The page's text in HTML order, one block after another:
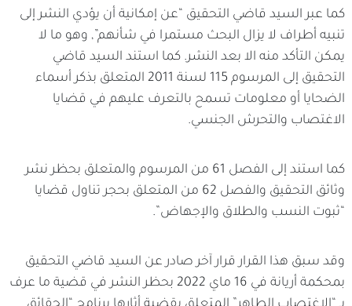
كما عبر السيد قاضي التحقيق “عن إمكانية أن يؤدي النشر إلى
تنبيه أطراف لا يزال البحث مستمرا في شأنهم”, وهو ما لا
يمكن التأكد منه الا بعد النشر. كما استند السيد قاضي
التحقيق إلى المرسوم 115 لسنة 2011 المتعلق بذكر أسماء
الضحايا أو معلومات تسمح بالتعرف عليهم في قضايا
الاغتصاب والتحرش الجنسي.
كما استند إلى الفصل 61 من المرسوم والمتعلق بحظر نشر
وثائق التحقيق والفصل 62 من المتعلق بحجر تناول قضايا
“ثبوت النسب والطلاق والإجهاض”.
وقد سبق هذا القرار قرار آخر صادر عن السيد قاضي التحقيق
بمحكمة أريانة في 16 ماي 2022 بحظر النشر في قضية ما عرف